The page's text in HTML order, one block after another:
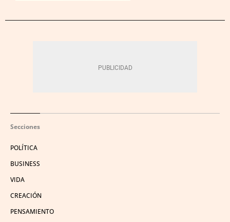
Secciones
POLÍTICA
BUSINESS
VIDA
CREACIÓN
PENSAMIENTO